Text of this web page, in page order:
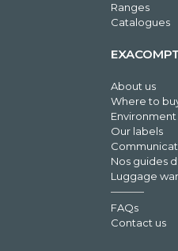
Ranges
Catalogues
About us
Where to
Our labels
Nos guides
Luggage
FAQs
Contact us